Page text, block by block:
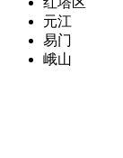
元江
易门
峨山